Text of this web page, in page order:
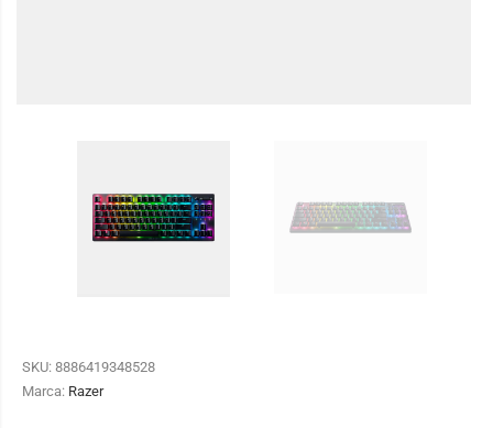
SKU: 8886419348528
Marca: Razer